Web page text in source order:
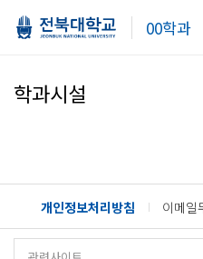
00학과
학과시설
개인정보처리방침 이메일